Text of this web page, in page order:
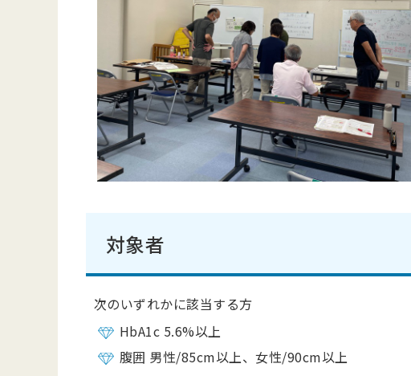
対象者
次のいずれかに該当する方
HbA1c 5.6%以上
腹囲 男性/85cm以上、女性/90cm以上